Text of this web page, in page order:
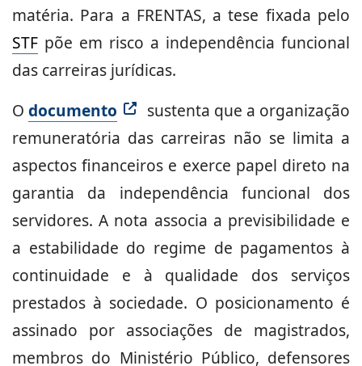
matéria. Para a FRENTAS, a tese fixada pelo
STF põe em risco a independência funcional
das carreiras jurídicas.
O documento
sustenta que a organização
remuneratória das carreiras não se limita a
aspectos financeiros e exerce papel direto na
garantia da independência funcional dos
servidores. A nota associa a previsibilidade e
a estabilidade do regime de pagamentos à
continuidade e à qualidade dos serviços
prestados à sociedade. O posicionamento é
assinado por associações de magistrados,
membros do Ministério Público, defensores